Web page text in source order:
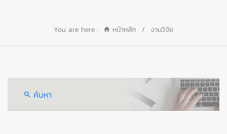
You are here : หน้าหลัก / งานวิจัย
ค้นหา